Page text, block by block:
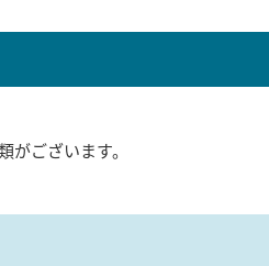
ございます。